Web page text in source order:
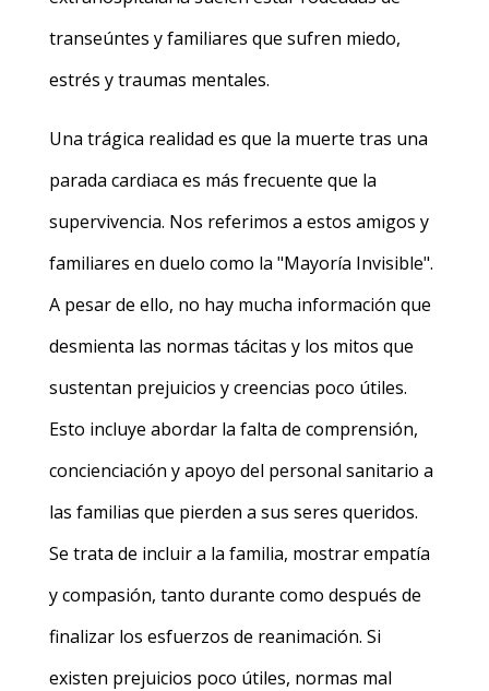
transeúntes y familiares que sufren miedo,
estrés y traumas mentales.
Una trágica realidad es que la muerte tras una
parada cardiaca es más frecuente que la
supervivencia. Nos referimos a estos amigos y
familiares en duelo como la "Mayoría Invisible".
A pesar de ello, no hay mucha información que
desmienta las normas tácitas y los mitos que
sustentan prejuicios y creencias poco útiles.
Esto incluye abordar la falta de comprensión,
concienciación y apoyo del personal sanitario a
las familias que pierden a sus seres queridos.
Se trata de incluir a la familia, mostrar empatía
y compasión, tanto durante como después de
finalizar los esfuerzos de reanimación. Si
existen prejuicios poco útiles, normas mal